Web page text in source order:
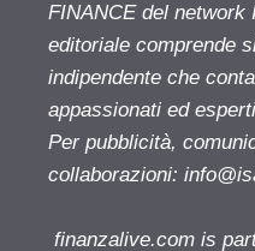
FINANCE del
editoriale comprende
indipendente che
appassionati ed
Per pubblicità,
collaborazioni:
finanzalive.com is